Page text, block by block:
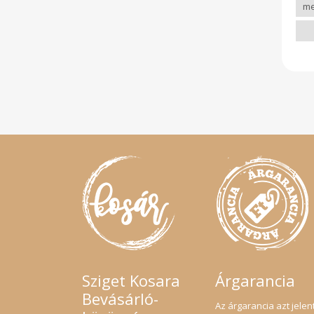
Sziget Kosara
Bevásárló-
Árgarancia
Az árgarancia azt